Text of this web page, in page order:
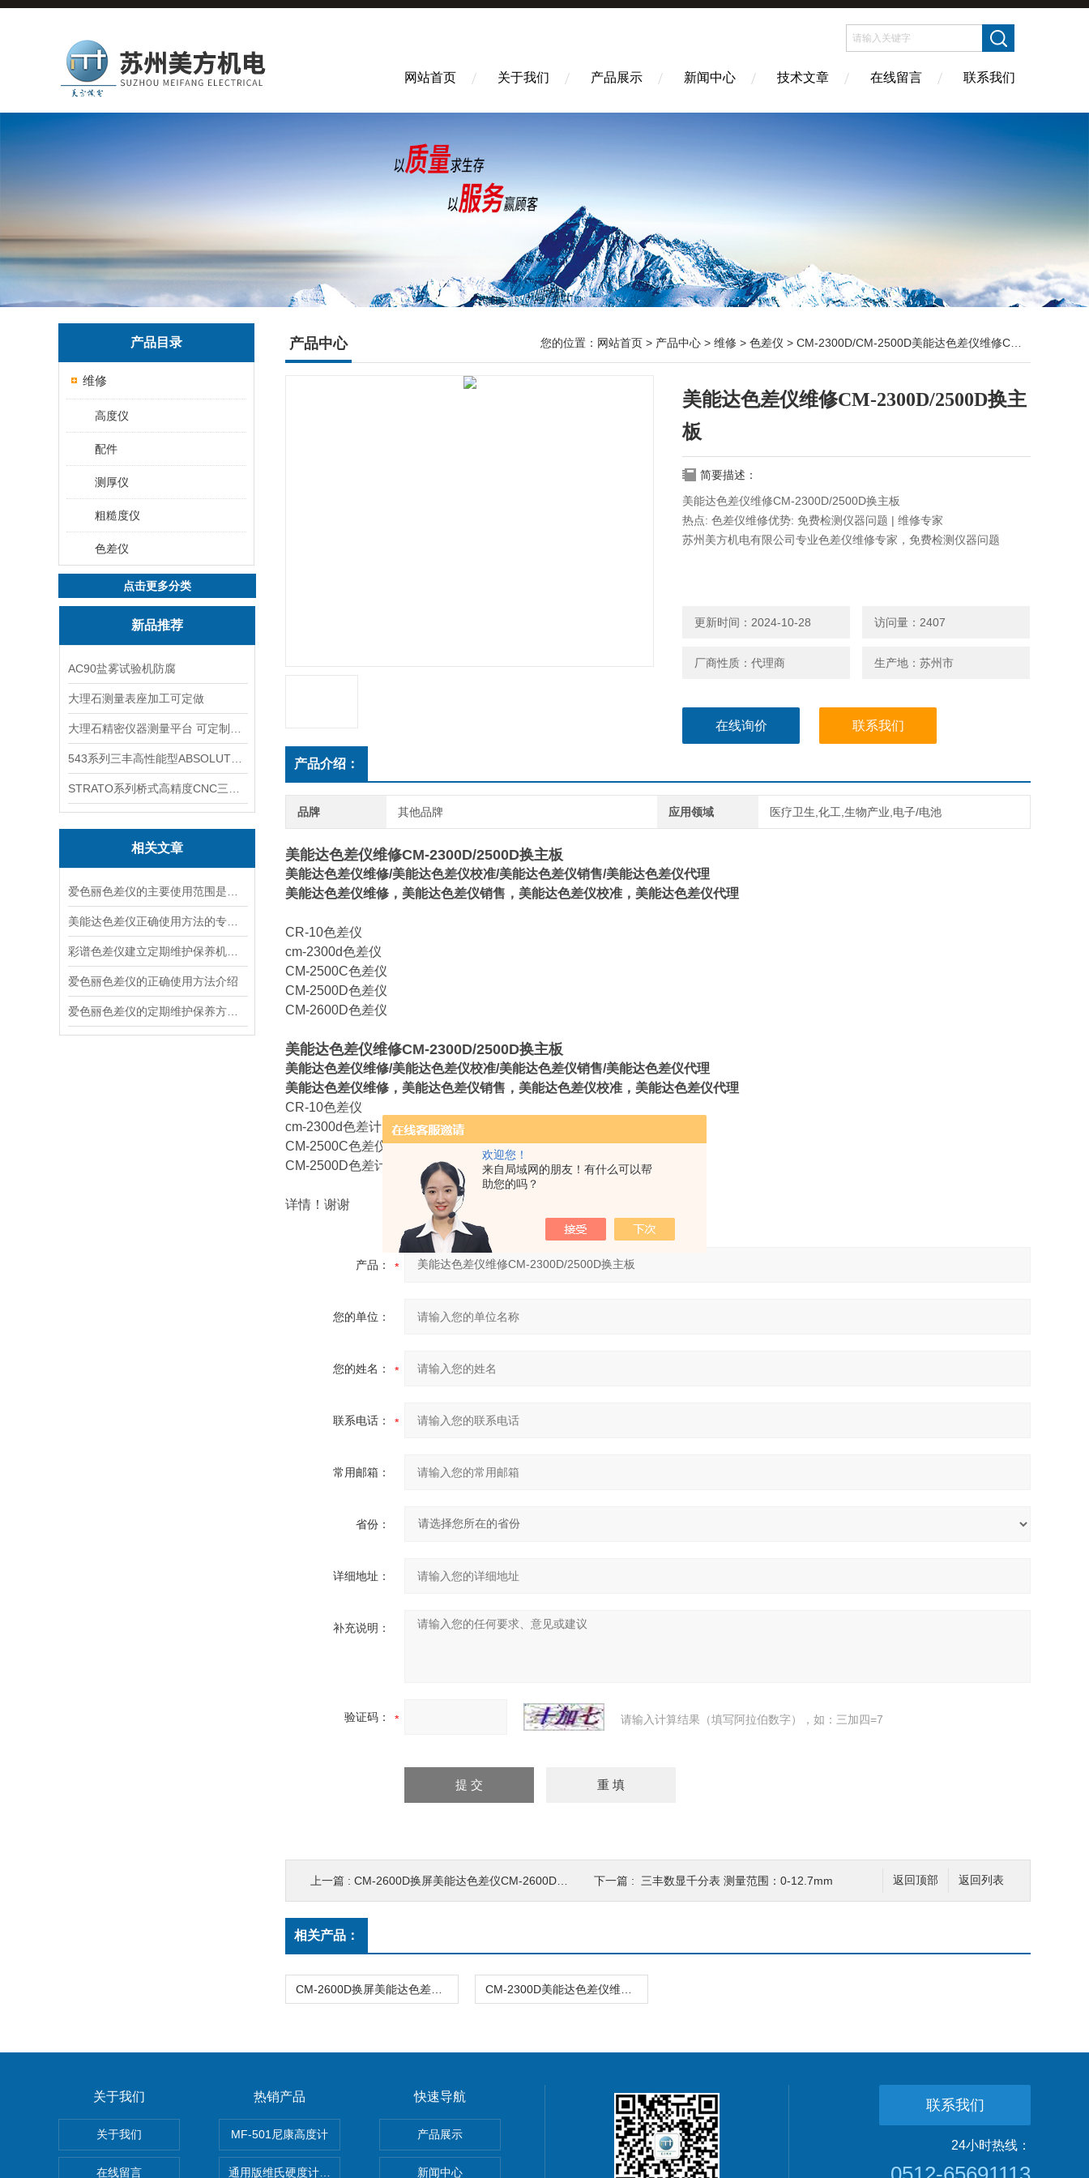
欢迎您！
来自局域网的朋友！有什么可以帮
助您的吗？
网站首页 关于我们 产品展示 新闻中心 技术文章 在线留言 联系我们
产品目录
维修
高度仪
配件
测厚仪
粗糙度仪
色差仪
点击更多分类
新品推荐
AC90盐雾试验机防腐
大理石测量表座加工可定做
相关文章
爱色丽色差仪的正确使用方法介绍
产品中心 您的位置： 网站首页 > 产品中心 > 维修 > 色差仪 > CM-2300D/CM-2500D美能达色差仪维修CM-2300D/2500D换主板
美能达色差仪维修CM-2300D/2500D换主
板
简要描述：
美能达色差仪维修CM-2300D/2500D换主板
热点: 色差仪维修优势: 免费检测仪器问题 | 维修专家
苏州美方机电有限公司专业色差仪维修专家，免费检测仪器问题
更新时间：2024-10-28 访问量：2407
厂商性质：代理商 生产地：苏州市
在线询价 联系我们
产品介绍：
品牌 其他品牌 应用领域 医疗卫生,化工,生物产业,电子/电池
美能达色差仪维修CM-2300D/2500D换主板
美能达色差仪维修/美能达色差仪校准/美能达色差仪销售/美能达色差仪代理
美能达色差仪维修，美能达色差仪销售，美能达色差仪校准，美能达色差仪代理
CR-10色差仪
cm-2300d色差仪
CM-2500C色差仪
CM-2500D色差仪
CM-2600D色差仪
美能达色差仪维修CM-2300D/2500D换主板
美能达色差仪维修/美能达色差仪校准/美能达色差仪销售/美能达色差仪代理
美能达色差仪维修，美能达色差仪销售，美能达色差仪校准，美能达色差仪代理
CR-10色差仪
cm-2300d色差计
CM-2500C色差仪
CM-2500D色差计
详情！谢谢
产品：
您的单位：
您的姓名：
联系电话：
常用邮箱：
省份：
详细地址：
补充说明：
验证码： 请输入计算结果（填写阿拉伯数字），如：三加四=7
返回列表
返回顶部
上一篇 : CM-2600D换屏美能达色差仪CM-2600D维修 换屏 换主板 下一篇 : 三丰数显千分表 测量范围：0-12.7mm
相关产品：
关于我们
关于我们
在线留言
热销产品
MF-501尼康高度计
通用版维氏硬度计软件 自动测量软件
快速导航
产品展示
新闻中心
联系我们
24小时热线：